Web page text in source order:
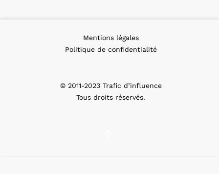
Mentions légales
Politique de confidentialité
© 2011-2023 Trafic d’influence
Tous droits réservés.